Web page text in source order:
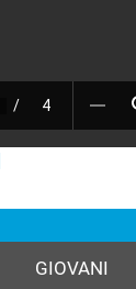
GIOVANI